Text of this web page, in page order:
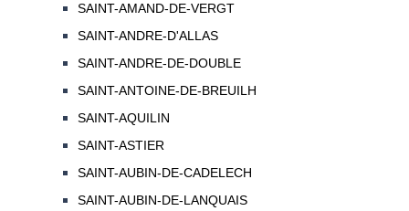
SAINT-AMAND-DE-VERGT
SAINT-ANDRE-D'ALLAS
SAINT-ANDRE-DE-DOUBLE
SAINT-ANTOINE-DE-BREUILH
SAINT-AQUILIN
SAINT-ASTIER
SAINT-AUBIN-DE-CADELECH
SAINT-AUBIN-DE-LANQUAIS